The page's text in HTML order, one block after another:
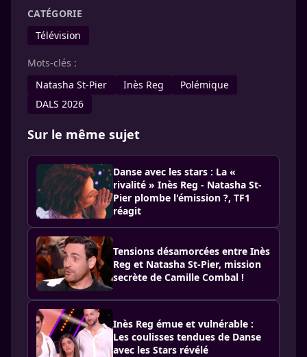
CATÉGORIE
Télévision
Mots-clés :
Natasha St-Pier
Inès Reg
Polémique
DALS 2026
Sur le même sujet
Danse avec les stars : La «
rivalité » Inès Reg - Natasha St-
Pier plombe l'émission ?, TF1
réagit
Tensions désamorcées entre Inès
Reg et Natasha St-Pier, mission
secrète de Camille Combal !
Inès Reg émue et vulnérable :
Les coulisses tendues de Danse
avec les Stars révélé